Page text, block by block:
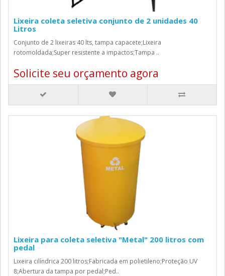
Lixeira coleta seletiva conjunto de 2 unidades 40
Litros
Conjunto de 2 lixeiras 40 lts, tampa capacete;Lixeira
rotomoldada;Super resistente a impactos;Tampa ..
Solicite seu orçamento agora
Lixeira para coleta seletiva "Metal" 200 litros com
pedal
Lixeira cilíndrica 200 litros;Fabricada em polietileno;Proteção UV
8;Abertura da tampa por pedal;Ped..